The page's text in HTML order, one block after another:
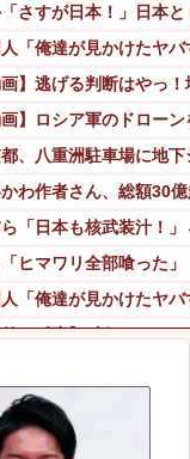
さすが日本！」日本
「俺達が見かけたヤバ
画】逃げる判断はやっ
画】ロシア軍のドロー
、八重洲駐車場に地
わ作者さん、総額30
「日本も核武装汁！
ヒマワリ全部喰った
「俺達が見かけたヤバ
の反応】“新タナスコ
さん、祖母の「家族